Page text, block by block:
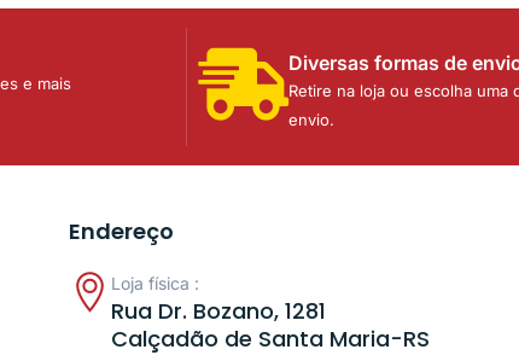
e mais
Diversas formas de
Retire na loja ou escolha uma
envio.
Endereço
Loja física :
Rua Dr. Bozano, 1281
Calçadão de Santa Maria-RS